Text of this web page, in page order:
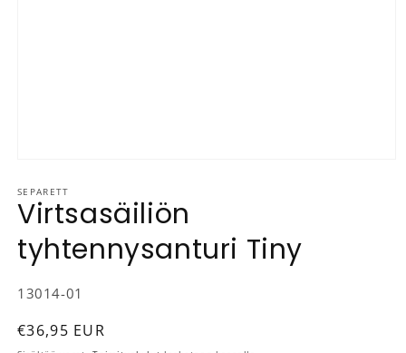
SEPARETT
Virtsasäiliön
tyhtennysanturi Tiny
SKU-koodi:
13014-01
Normaalihinta
€36,95 EUR